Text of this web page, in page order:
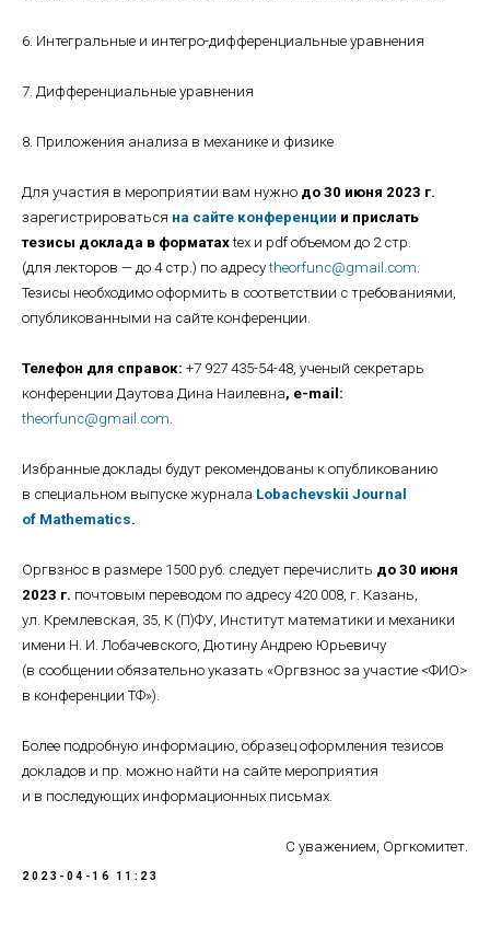
6. Интегральные и интегро-дифференциальные уравнения
7. Дифференциальные уравнения
8. Приложения анализа в механике и физике
Для участия в мероприятии вам нужно до 30 июня 2023 г.
зарегистрироваться на сайте конференции и прислать
тезисы доклада в форматахtex и pdf объемом до 2 стр.
(для лекторов — до 4 стр.) по адресуtheorfunc@gmail.com
Тезисы необходимо оформить в соответствии с требованиями,
опубликованными на сайте конференции.
Телефон для справок: +7 927 435-54-48, ученый секретарь
конференции Даутова Дина Наилевна, e-mail:
theorfunc@gmail.com
Избранные доклады будут рекомендованы к опубликованию
в специальном выпуске журнала Lobachevskii Journal
of Mathematics.
Оргвзнос в размере 1500 руб. следует перечислить до 30 июня
2023 г. почтовым переводом по адресу 420 008, г. Казань,
ул. Кремлевская, 35, К (П)ФУ, Институт математики и механики
имени Н. И. Лобачевского, Дютину Андрею Юрьевичу
(в сообщении обязательно указать «Оргвзнос за участие <ФИО>
в конференции ТФ»).
Более подробную информацию, образец оформления тезисов
докладов и пр. можно найти на сайте мероприятия
и в последующих информационных письмах.
С уважением, Оргкомитет.
2023-04-16 11:23